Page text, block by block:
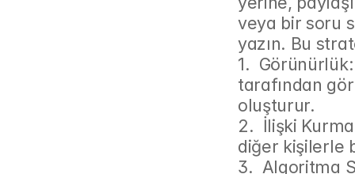
veya bir soru
yazın. Bu
1.
tarafından
oluşturur.
2.  İlişki
diğer kişilerle
3.  Algoritma